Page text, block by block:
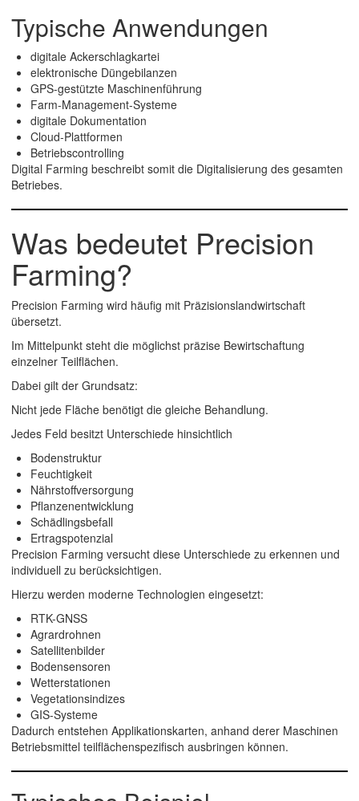
Typische Anwendungen
digitale Ackerschlagkartei
elektronische Düngebilanzen
GPS-gestützte Maschinenführung
Farm-Management-Systeme
digitale Dokumentation
Cloud-Plattformen
Betriebscontrolling
Digital Farming beschreibt somit die Digitalisierung des gesamten
Betriebes.
Was bedeutet Precision
Farming?
Precision Farming wird häufig mit Präzisionslandwirtschaft
übersetzt.
Im Mittelpunkt steht die möglichst präzise Bewirtschaftung
einzelner Teilflächen.
Dabei gilt der Grundsatz:
Nicht jede Fläche benötigt die gleiche Behandlung.
Jedes Feld besitzt Unterschiede hinsichtlich
Bodenstruktur
Feuchtigkeit
Nährstoffversorgung
Pflanzenentwicklung
Schädlingsbefall
Ertragspotenzial
Precision Farming versucht diese Unterschiede zu erkennen und
individuell zu berücksichtigen.
Hierzu werden moderne Technologien eingesetzt:
RTK-GNSS
Agrardrohnen
Satellitenbilder
Bodensensoren
Wetterstationen
Vegetationsindizes
GIS-Systeme
Dadurch entstehen Applikationskarten, anhand derer Maschinen
Betriebsmittel teilflächenspezifisch ausbringen können.